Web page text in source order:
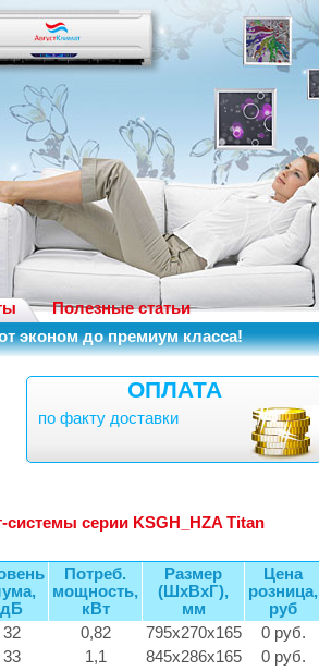
Полезные статьи
эконом до премиум класса!
ОПЛАТА
по факту доставки
серии KSGH_HZA Titan
дБ
Потреб.
мощность,
кВт
Размер
(ШхВхГ),
мм
Цена
розница,
руб
32 0,82 795х270х165 0 руб.
33 1,1 845х286х165 0 руб.